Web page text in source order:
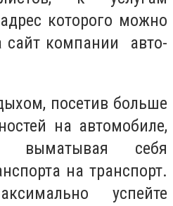
которого можно
сайт компании авто-
посетив больше
на автомобиле,
себя
на транспорт.
успейте